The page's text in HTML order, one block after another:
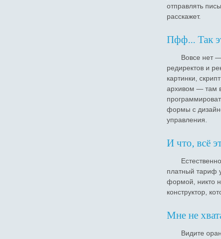
отправлять
расскажет.
Пфф... Так
Вовсе нет
редиректов и
картинки,
архивом — там
формы с
управления.
И что, всё
платный тариф
формой, никто
конструктор,
Мне не
Видите